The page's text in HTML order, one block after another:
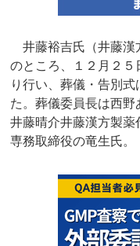
井藤裕吉氏（井藤漢
のところ、１２月２
り行い、葬儀・告別
た。葬儀委員長は西
井藤晴介井藤漢方製
専務取締役の竜生氏。